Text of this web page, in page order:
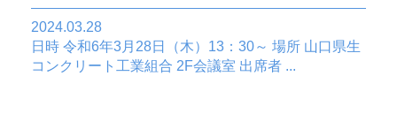
2024.03.28
日時 令和6年3月28日（木）13：30～ 場所 山口県生
コンクリート工業組合 2F会議室 出席者 ...